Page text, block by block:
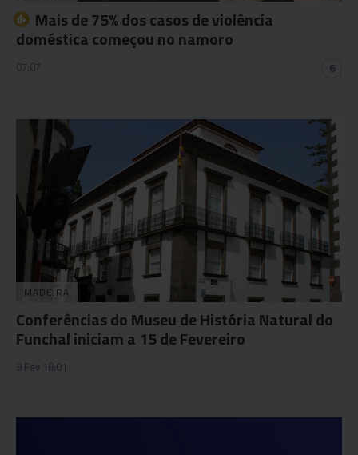
Mais de 75% dos casos de violência
doméstica começou no namoro
07:07 6
MADEIRA
Conferências do Museu de História Natural do
Funchal iniciam a 15 de Fevereiro
9 Fev 18:01